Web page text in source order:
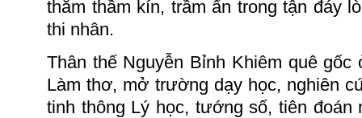
thẳm thầm kín, trầm ẩn trong tận đáy
thi nhân.
Thân thế Nguyễn Bỉnh Khiêm quê gốc
Làm thơ, mở trường dạy học, nghiên
tinh thông Lý học, tướng số, tiên đoán